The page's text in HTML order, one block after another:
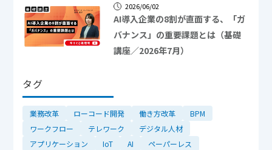
2026/06/02
AI導入企業の8割が直面する、「ガ
バナンス」の重要課題とは（基礎
講座／2026年7月）
タグ
業務改革 ローコード開発 働き方改革
BPM
ワークフロー
テレワーク
デジタル人材
アプリケーション
IoT AI
ペーパーレス